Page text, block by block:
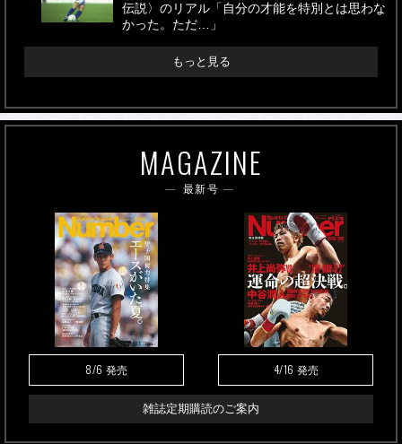
伝説〉のリアル「自分の才能を特別とは思わな
かった。ただ…」
もっと見る
MAGAZINE
最新号
8/6 発売 4/16 発売
雑誌定期購読のご案内